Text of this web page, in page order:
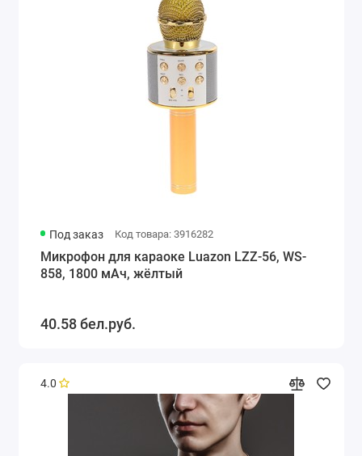
Под заказ Код товара: 3916282
Микрофон для караоке Luazon LZZ-56, WS-
858, 1800 мАч, жёлтый
40.58 бел.руб.
4.0